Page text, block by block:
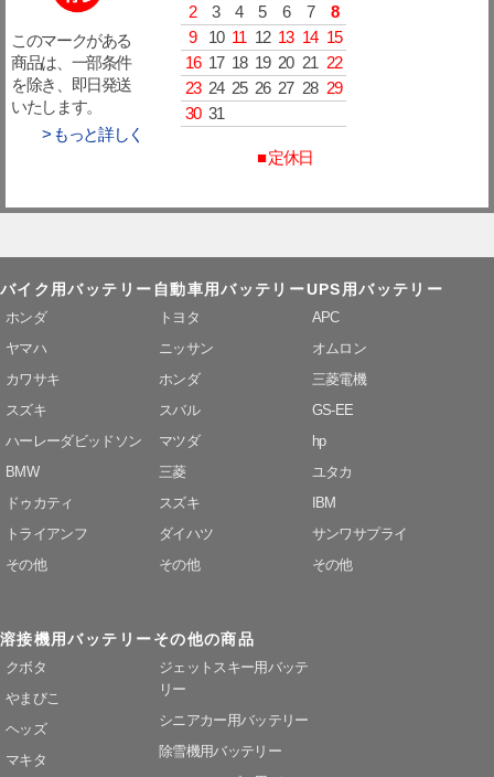
このマークがある
商品は、一部条件
を除き、即日発送
いたします。
> もっと詳しく
2
3 4 5 6 7
8
9
10 11 12 13 14 15
16 17 18 19 20 21 22
23 24 25 26 27 28 29
30 31
■ 定休日
バイク用バッテリー
ホンダ
ヤマハ
カワサキ
スズキ
ハーレーダビッドソン
BMW
ドゥカティ
トライアンフ
その他
自動車用バッテリー
トヨタ
ニッサン
ホンダ
スバル
マツダ
三菱
スズキ
ダイハツ
その他
UPS用バッテリー
APC
オムロン
三菱電機
GS-EE
hp
ユタカ
IBM
サンワサプライ
その他
溶接機用バッテリー
クボタ
やまびこ
ヘッズ
マキタ
その他の商品
ジェットスキー用バッテ
リー
シニアカー用バッテリー
除雪機用バッテリー